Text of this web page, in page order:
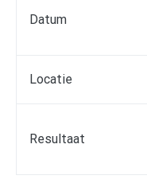
Datum
Locatie
Resultaat